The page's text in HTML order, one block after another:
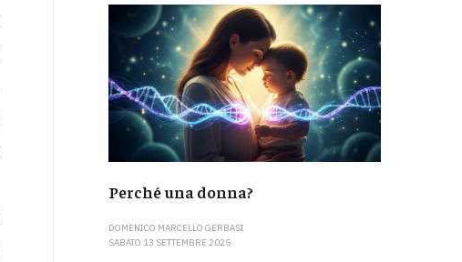
Perché una donna?
DOMENICO MARCELLO GERBASI
SABATO 13 SETTEMBRE 2025